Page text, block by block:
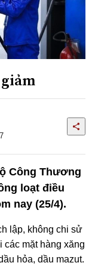
Công Thương
loạt điều
nay (25/4).
lập, không chi sử
các mặt hàng xăng
hỏa, dầu mazut.